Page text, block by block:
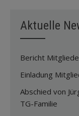
Aktuelle
Bericht
Einladung
Abschied von
TG-Familie